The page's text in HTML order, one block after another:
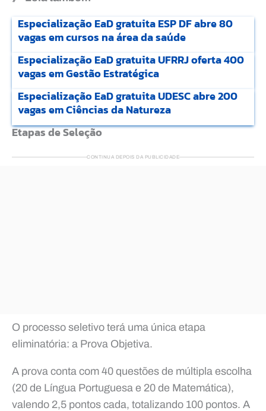
Especialização EaD gratuita ESP DF abre 80
vagas em cursos na área da saúde
Especialização EaD gratuita UFRRJ oferta 400
vagas em Gestão Estratégica
Especialização EaD gratuita UDESC abre 200
vagas em Ciências da Natureza
Etapas de Seleção
CONTINUA DEPOIS DA PUBLICIDADE
O processo seletivo terá uma única etapa
eliminatória: a Prova Objetiva.
A prova conta com 40 questões de múltipla escolha
(20 de Língua Portuguesa e 20 de Matemática),
valendo 2,5 pontos cada, totalizando 100 pontos. A